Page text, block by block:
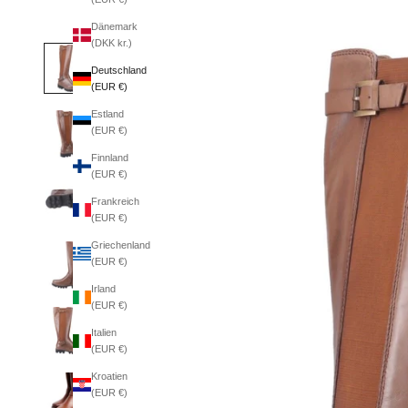
Dänemark
(DKK kr.)
Deutschland
(EUR €)
Estland
(EUR €)
Finnland
(EUR €)
Frankreich
(EUR €)
Griechenland
(EUR €)
Irland
(EUR €)
Italien
(EUR €)
Kroatien
(EUR €)